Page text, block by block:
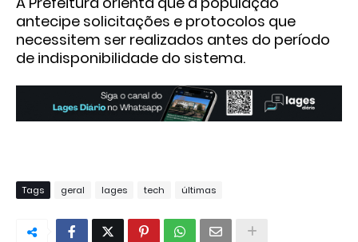
antecipe solicitações e protocolos que
necessitem ser realizados antes do período
de indisponibilidade do sistema.
Tags geral lages tech últimas